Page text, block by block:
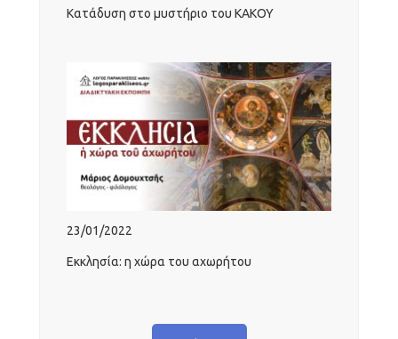
Κατάδυση στο μυστήριο του ΚΑΚΟΥ
23/01/2022
Εκκλησία: η χώρα του αχωρήτου